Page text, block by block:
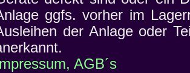
ggfs. vorher im
der Anlage oder
Impressum, AGB´s